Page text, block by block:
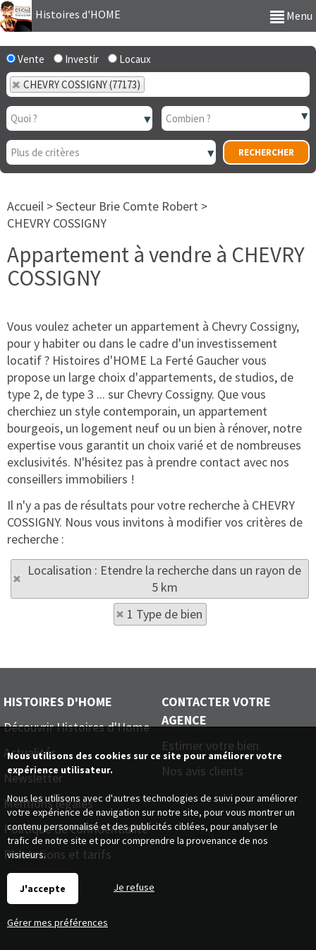
Histoires d'HOME Menu
Vente Investir
Locaux
CHEVRY COSSIGNY (77173)
Accueil >Secteur Brie Comte Robert >
CHEVRY COSSIGNY
Appartement à vendre à CHEVRY
COSSIGNY
Vous voulez acheter un appartement à Chevry Cossigny,
pour y habiter ou dans le cadre d'un investissement
locatif ? Histoires d'HOME La Ferté Gaucher vous
propose un large choix d'appartements, de studios, de
type 2, de type 3 ... sur Chevry Cossigny. Que vous
cherchiez un style contemporain, un appartement
bourgeois, un logement neuf ou un bien à rénover, notre
expertise vous garantit un choix varié et de nombreuses
exclusivités. N'hésitez pas à prendre contact avec nos
conseillers immobiliers !
Il n'y a pas de résultats pour votre recherche à CHEVRY
COSSIGNY. Nous vous invitons à modifier vos critères de
recherche :
Localisation : Etendre la recherche dans un rayon de
5 km
1 Type de bien
HISTOIRES D'HOME
Découvrir Histoires d'Home
Actualités
Newsletter
Mentions légales
Politique de confidentialité
Prestations et tarifs
CONTACTER VOTRE
AGENCE
Estimer votre bien
Nos avis clients
Nous utilisons des cookies sur ce site pour améliorer votre
expérience utilisateur.
Nous les utilisons avec d'autres technologies de suivi pour améliorer
votre expérience de navigation sur notre site, pour vous montrer un
contenu personnalisé et des publicités ciblées, pour analyser le
trafic de notre site et pour comprendre la provenance de nos
visiteurs.
J'accepte Je refuse
Gérer mes préférences